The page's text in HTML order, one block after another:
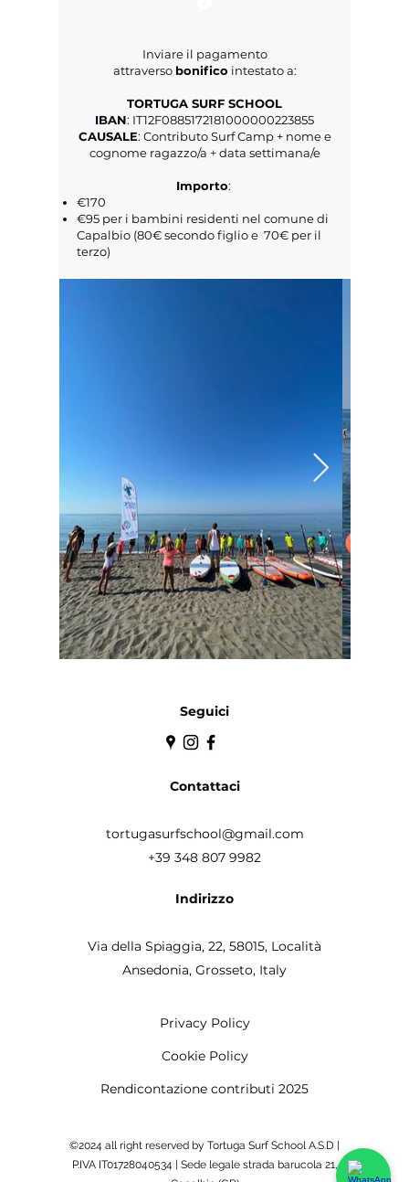
Inviare il pagamento
attraverso bonifico intestato a:
TORTUGA SURF SCHOOL
IBAN: IT12F0885172181000000223855
CAUSALE: Contributo Surf Camp + nome e
cognome ragazzo/a + data settimana/e
Importo:
€170
€95 per i bambini residenti nel comune di
Capalbio (80€ secondo figlio e 70€ per il
terzo)
Seguici
Contattaci
tortugasurfschool@gmail.com
+39 348 807 9982
Indirizzo
Via della Spiaggia, 22, 58015, Località
Ansedonia, Grosseto, Italy
Privacy Policy
Cookie Policy
Rendicontazione contributi 2025
©2024 all right reserved by Tortuga Surf School A.S.D |
P.IVA IT01728040534 | Sede legale strada barucola 21,